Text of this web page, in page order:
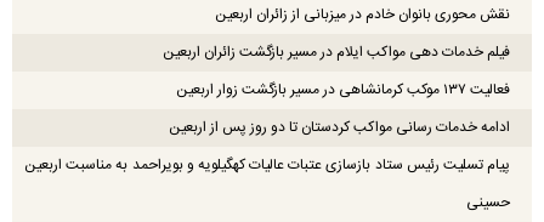
نقش محوری بانوان خادم در میزبانی از زائران اربعین
فیلم خدمات دهی مواکب ایلام در مسیر بازگشت زائران اربعین
فعالیت ۱۳۷ موکب کرمانشاهی در مسیر بازگشت زوار اربعین
ادامه خدمات رسانی مواکب کردستان تا دو روز پس از اربعین
پیام تسلیت رئیس ستاد بازسازی عتبات عالیات کهگیلویه و بویراحمد به مناسبت اربعین
حسینی